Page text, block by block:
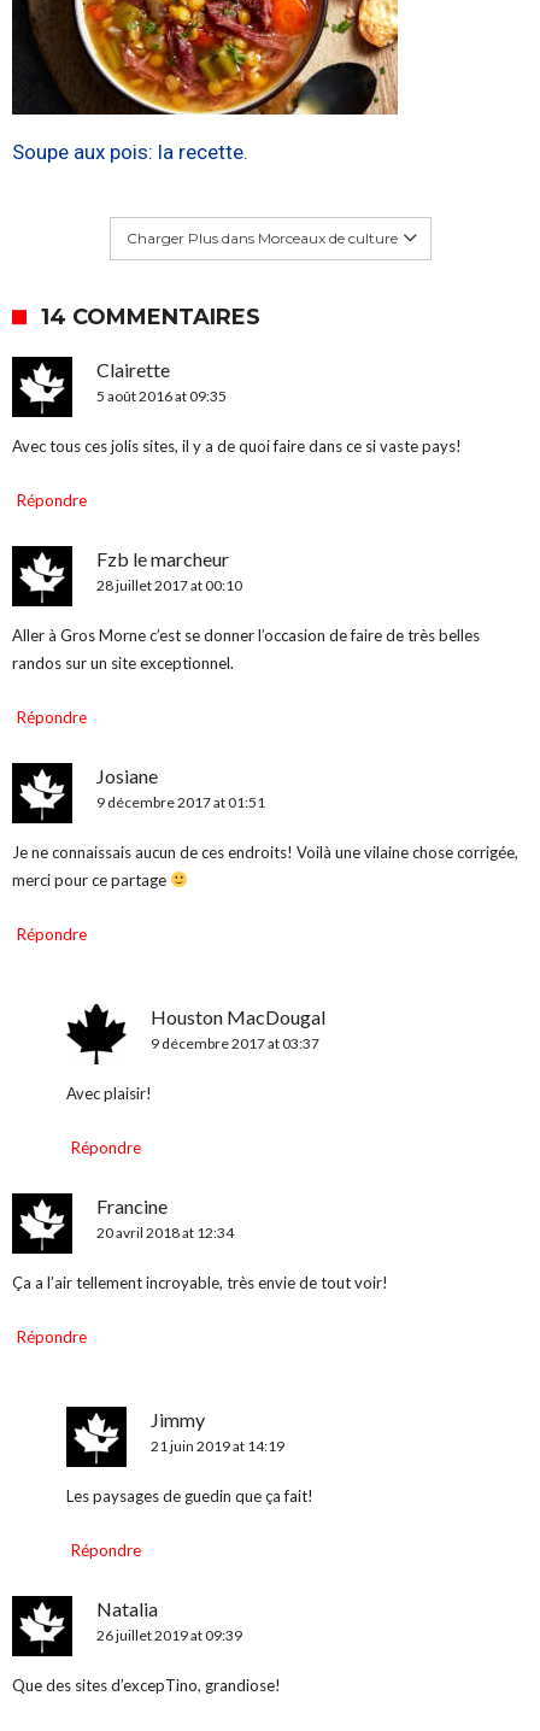
Soupe aux pois: la recette.
Charger Plus dans Morceaux de culture
14 COMMENTAIRES
Clairette
5 août 2016 at 09:35
Avec tous ces jolis sites, il y a de quoi faire dans ce si vaste pays!
Répondre
Fzb le marcheur
28 juillet 2017 at 00:10
Aller à Gros Morne c’est se donner l’occasion de faire de très belles
randos sur un site exceptionnel.
Répondre
Josiane
9 décembre 2017 at 01:51
Je ne connaissais aucun de ces endroits! Voilà une vilaine chose corrigée,
merci pour ce partage
Répondre
Houston MacDougal
9 décembre 2017 at 03:37
Avec plaisir!
Répondre
Francine
20 avril 2018 at 12:34
Ça a l’air tellement incroyable, très envie de tout voir!
Répondre
Jimmy
21 juin 2019 at 14:19
Les paysages de guedin que ça fait!
Répondre
Natalia
26 juillet 2019 at 09:39
Que des sites d’excepTino, grandiose!